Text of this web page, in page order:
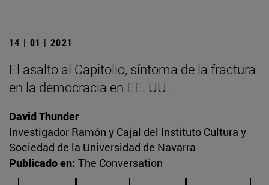
14 | 01 | 2021
El asalto al Capitolio, síntoma de la fractura
en la democracia en EE. UU.
David Thunder
Investigador Ramón y Cajal del Instituto Cultura y
Sociedad de la Universidad de Navarra
Publicado en: The Conversation